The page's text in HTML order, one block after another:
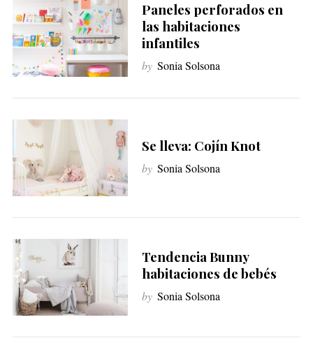
Paneles perforados en
las habitaciones
infantiles
by Sonia Solsona
Se lleva: Cojín Knot
by Sonia Solsona
Tendencia Bunny
habitaciones de bebés
by Sonia Solsona
S
a
o
r